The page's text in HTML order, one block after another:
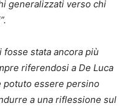
generalizzati verso chi
fosse stata ancora più
riferendosi a De Luca
potuto essere persino
a una riflessione sul